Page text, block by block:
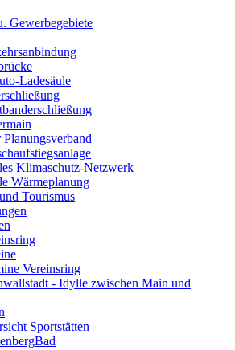
Gewerbegebiete
Ladesäule
Klimaschutz-Netzwerk
Wärmeplanung
Tourismus
Vereinsring
- Idylle zwischen Main und
Sportstätten